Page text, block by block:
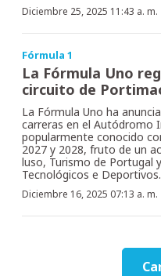
Diciembre 25, 2025 11:43 a. m.
Fórmula 1
La Fórmula Uno
circuito de
La Fórmula Uno ha
carreras en el Autódromo
popularmente conocido
2027 y 2028, fruto de un
luso, Turismo de Portugal
Tecnológicos e Deportivos.
Diciembre 16, 2025 07:13 a. m.